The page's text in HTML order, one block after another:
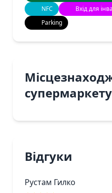
NFC
Вхід для
Parking
супермаркету
Відгуки
Рустам Гилко